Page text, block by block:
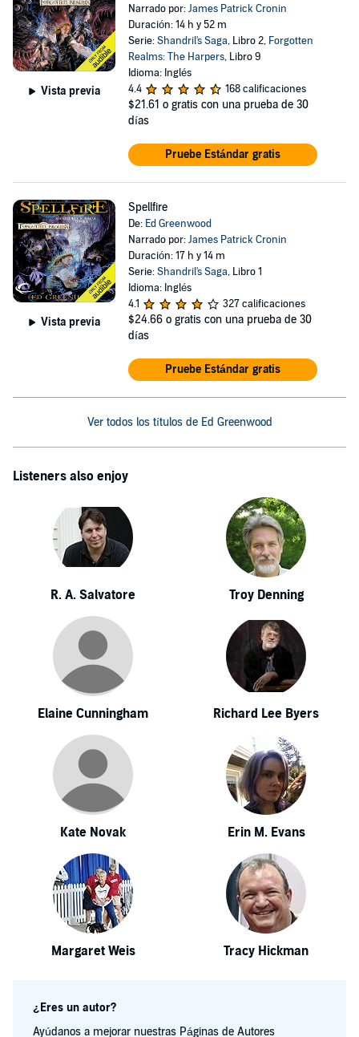
Vista previa
Narrado por:James Patrick Cronin
Duración: 14 h y 52 m
Serie:Shandril's Saga, Libro 2, Forgotten
Realms: The Harpers, Libro 9
Idioma: Inglés
4.4
168 calificaciones
$21.61 o gratis con una prueba de 30
días
Pruebe Estándar gratis
Vista previa
Spellfire
De: Ed Greenwood
Narrado por:James Patrick Cronin
Duración: 17 h y 14 m
Serie:Shandril's Saga, Libro 1
Idioma: Inglés
4.1
327 calificaciones
$24.66 o gratis con una prueba de 30
días
Pruebe Estándar gratis
Ver todos los títulos de Ed Greenwood
Listeners also enjoy
R. A. Salvatore Troy Denning
Elaine Cunningham Richard Lee Byers
Kate Novak Erin M. Evans
Margaret Weis Tracy Hickman
¿Eres un autor?
Ayúdanos a mejorar nuestras Páginas de Autores